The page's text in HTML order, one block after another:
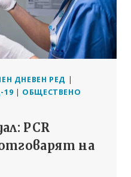
ДНЕВЕН РЕД |
19 | ОБЩЕСТВЕНО
PCR
на